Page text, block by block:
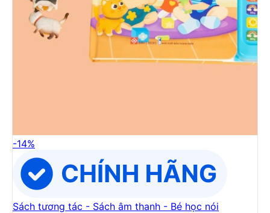
-14%
Sách tương tác - Sách âm thanh - Bé học nói